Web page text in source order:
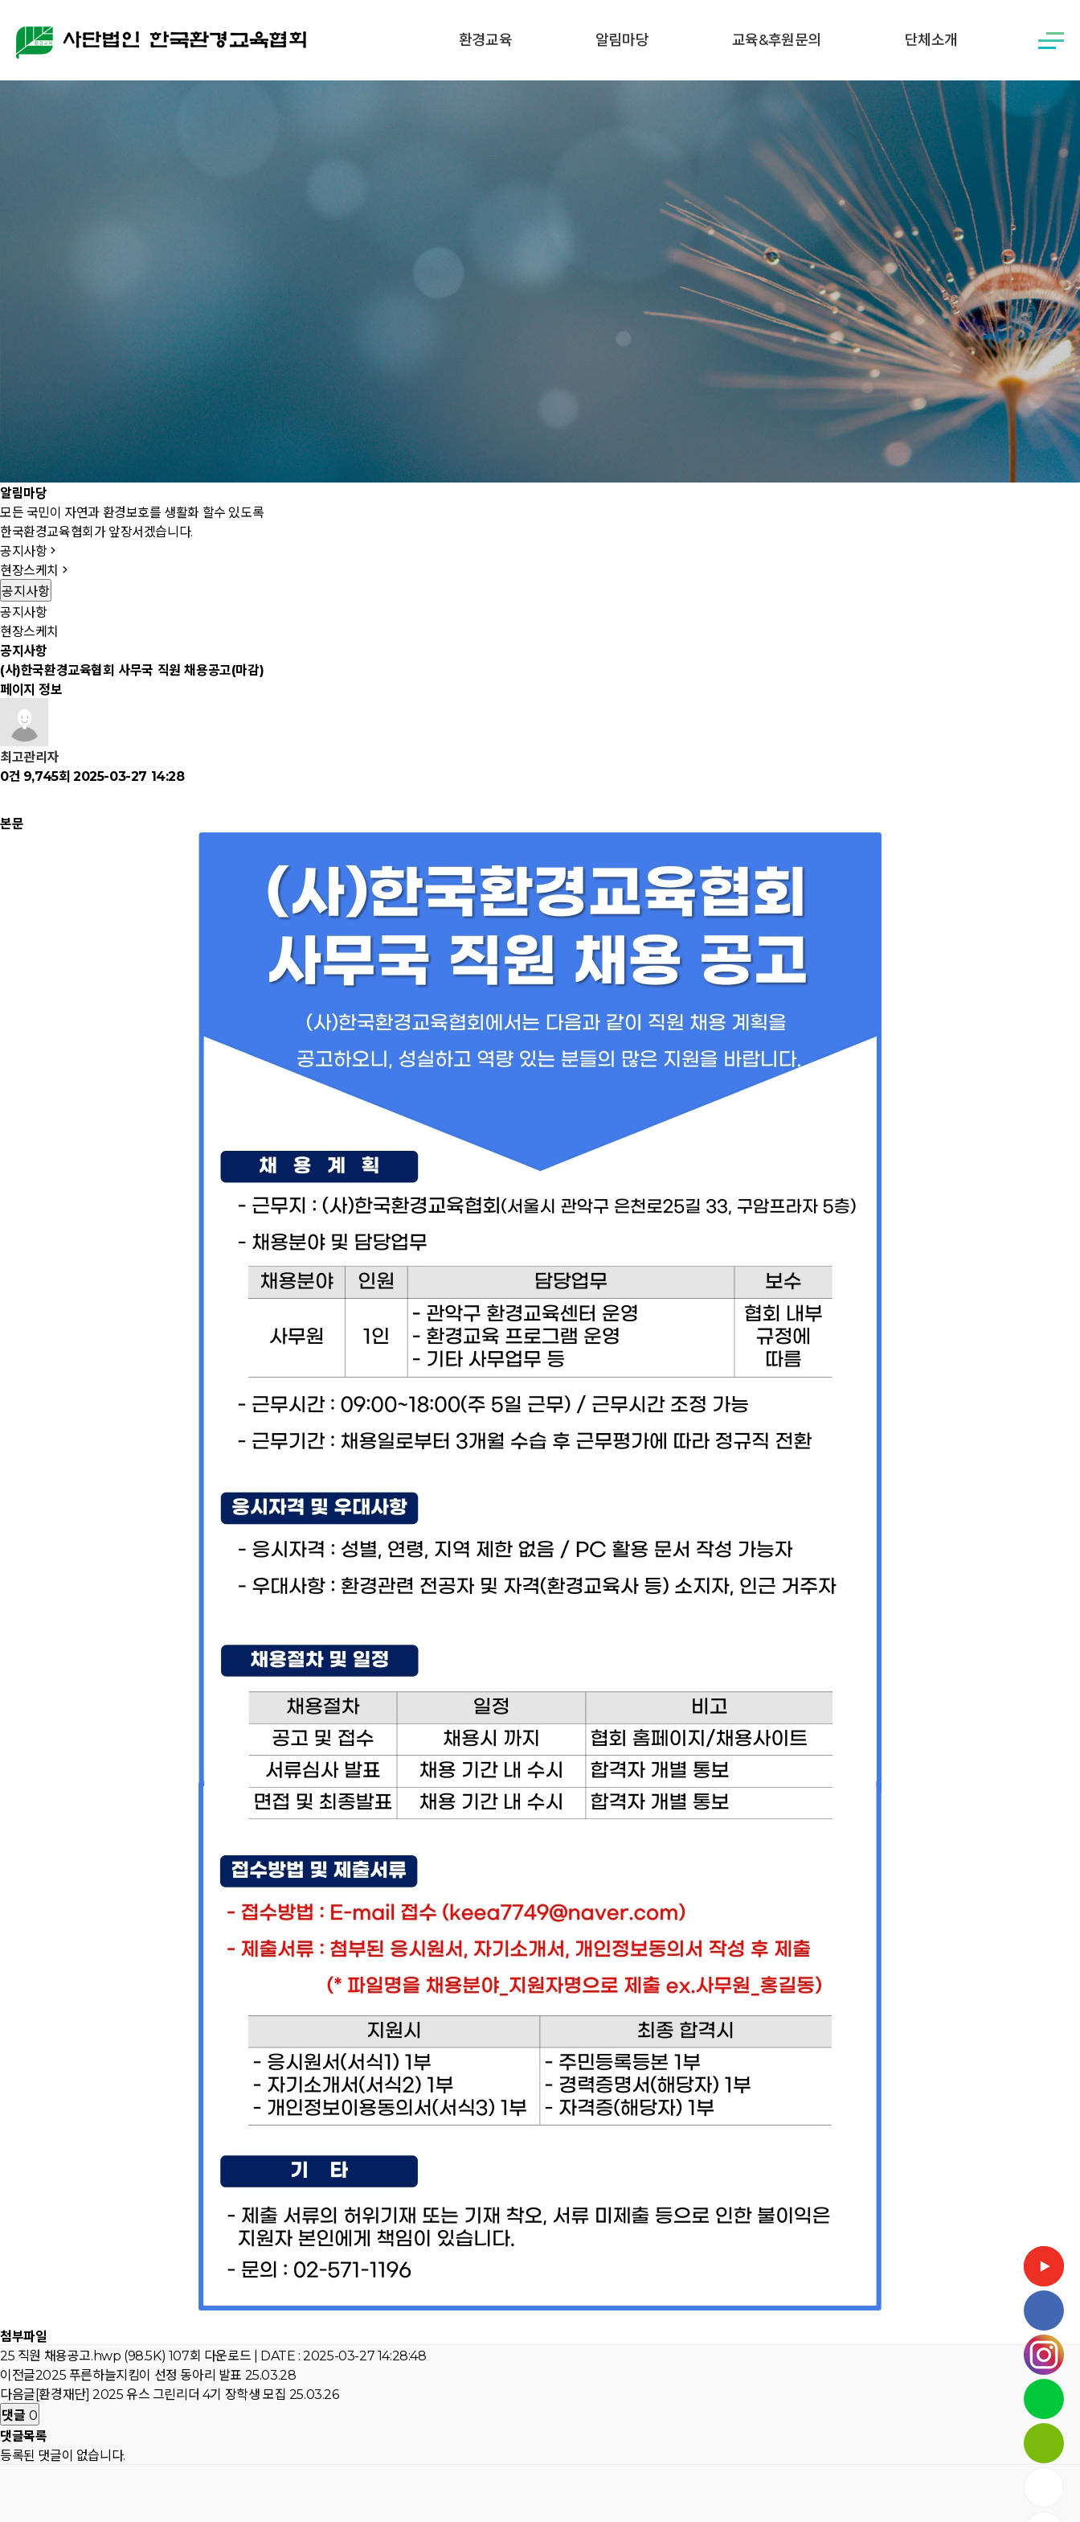
환경교육 알림마당 교육&후원문의 단체소개
알림마당
모든 국민이 자연과 환경보호를 생활화 할수 있도록
한국환경교육협회가 앞장서겠습니다.
공지사항
현장스케치
공지사항
공지사항
현장스케치
공지사항
(사)한국환경교육협회 사무국 직원 채용공고(마감)
페이지 정보
최고관리자
0건 9,745회 2025-03-27 14:28
본문
첨부파일
25 직원 채용공고.hwp (98.5K) 107회 다운로드 | DATE : 2025-03-27 14:28:48
이전글2025 푸른하늘지킴이 선정 동아리 발표 25.03.28
다음글 [환경재단] 2025 유스 그린리더 4기 장학생 모집 25.03.26
댓글 0
댓글목록
등록된 댓글이 없습니다.